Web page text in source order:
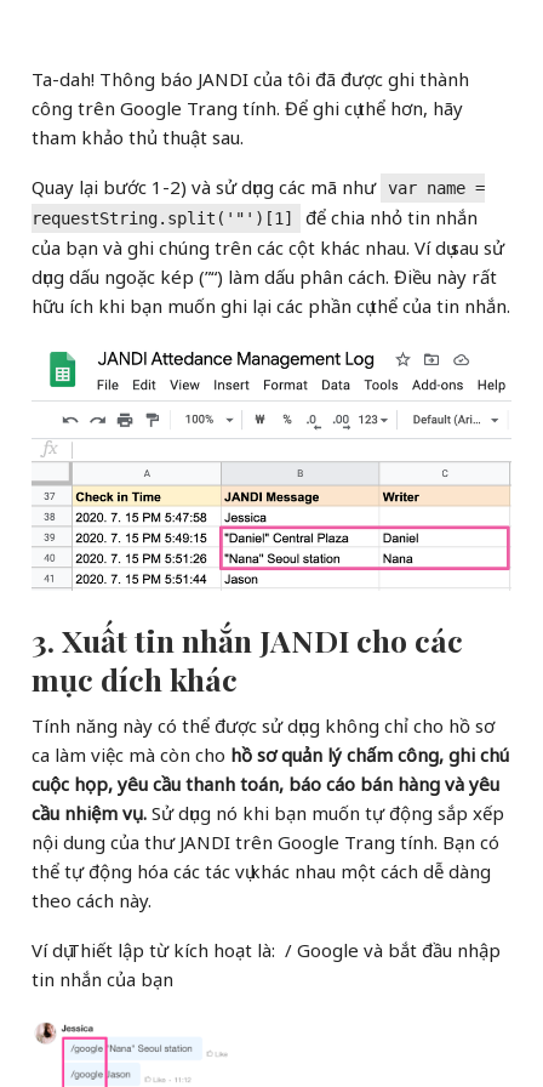
Ta-dah! Thông báo JANDI của tôi đã được ghi thành
công trên Google Trang tính. Để ghi cụ thể hơn, hãy
tham khảo thủ thuật sau.
Quay lại bước 1-2) và sử dụng các mã như var name =
requestString.split('"')[1]
để chia nhỏ tin nhắn
của bạn và ghi chúng trên các cột khác nhau. Ví dụ sau sử
dụng dấu ngoặc kép (”“) làm dấu phân cách. Điều này rất
hữu ích khi bạn muốn ghi lại các phần cụ thể của tin nhắn.
3. Xuất tin nhắn JANDI cho các
mục dích khác
Tính năng này có thể được sử dụng không chỉ cho hồ sơ
ca làm việc mà còn cho hồ sơ quản lý chấm công, ghi chú
cuộc họp, yêu cầu thanh toán, báo cáo bán hàng và yêu
cầu nhiệm vụ. Sử dụng nó khi bạn muốn tự động sắp xếp
nội dung của thư JANDI trên Google Trang tính. Bạn có
thể tự động hóa các tác vụ khác nhau một cách dễ dàng
theo cách này.
Ví dụ Thiết lập từ kích hoạt là: / Google và bắt đầu nhập
tin nhắn của bạn